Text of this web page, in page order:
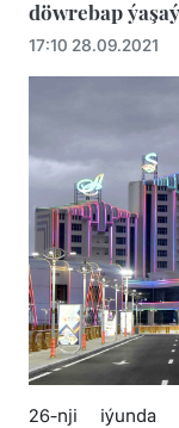
döwrebap
17:10 28.09.2021
26-nji iýunda